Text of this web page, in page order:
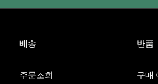
배송 반품
주문조회 구매